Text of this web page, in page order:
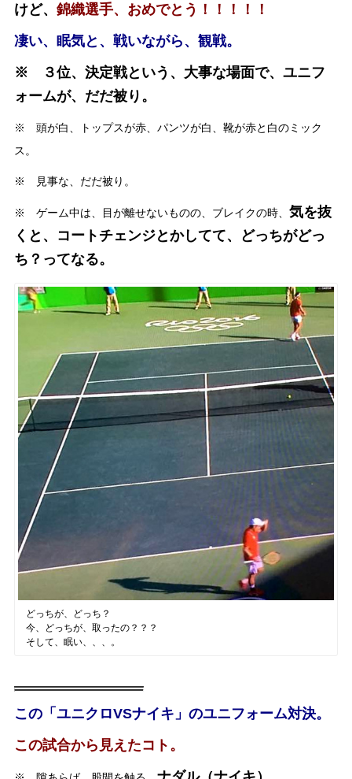
けど、 錦織選手、おめでとう！！！！！
凄い、眠気と、戦いながら、観戦。
※ ３位、決定戦という、大事な場面で、ユニフ
ォームが、だだ被り。
※ 頭が白、トップスが赤、パンツが白、靴が赤と白のミック
ス。
※ 見事な、だだ被り。
※ ゲーム中は、目が離せないものの、ブレイクの時、 気を抜
くと、コートチェンジとかしてて、どっちがどっ
ち？ってなる。
どっちが、どっち？
今、どっちが、取ったの？？？
そして、眠い、、、。
この「ユニクロVSナイキ」のユニフォーム対決。
この試合から見えたコト。